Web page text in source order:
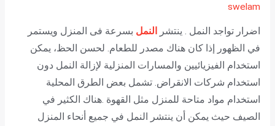
swelam
اضرار تواجد النمل . ينتشر النمل بسرعة فى المنزل ويستمر
في الظهور إذا كان هناك مصدر للطعام. لحسن الحظ، يمكن
استخدام الفيزيائيين والمسارات المنزلية لإزالة النمل دون
استخدام شركات الانقراض. تشمل بعض الطرق المحلية
استخدام مواد متاحة للمنزل مثل القهوة .هناك الكثير في
الصيف حيث يمكن أن ينتشر النمل في جميع أنحاء المنزل